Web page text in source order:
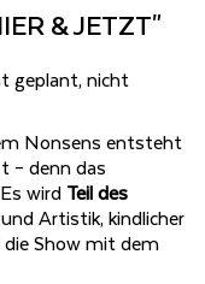
& JETZT"
geplant, nicht
Nonsens entsteht
– denn das
wird Teil des
Artistik, kindlicher
Show mit dem